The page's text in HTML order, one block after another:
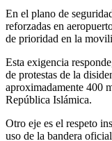
En el plano de
reforzadas en
de prioridad en la
Esta exigencia
de protestas de la
aproximadamente 400
República Islámica.
Otro eje es el respeto
uso de la bandera